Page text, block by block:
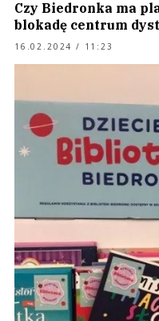
Czy Biedronka ma
blokadę centrum
16.02.2024 / 11:23